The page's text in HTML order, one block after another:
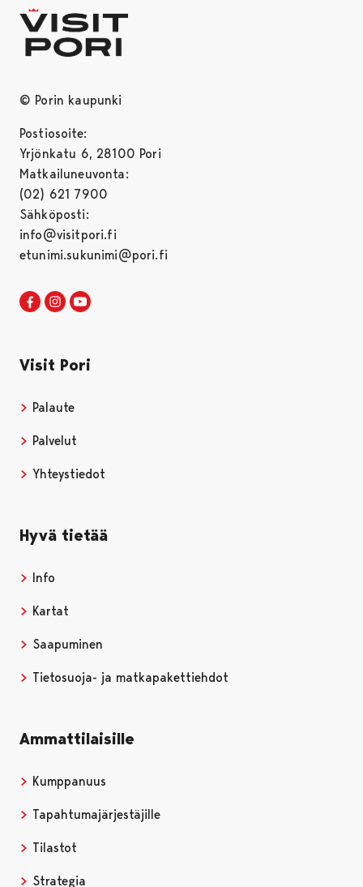
© Porin kaupunki
Postiosoite:
Yrjönkatu 6, 28100 Pori
Matkailuneuvonta:
(02) 621 7900
Sähköposti:
info@visitpori.fi
etunimi.sukunimi@pori.fi
Visit Pori Facebookissa
Avautuu uudessa välilehdessä
Visit Pori Instagrammissa
Avautuu uudessa välilehdessä
Visit Pori
Palaute
Palvelut
Yhteystiedot
Hyvä tietää
Info
Kartat
Saapuminen
Tietosuoja- ja matkapakettiehdot
Ammattilaisille
Kumppanuus
Tapahtumajärjestäjille
Tilastot
Strategia